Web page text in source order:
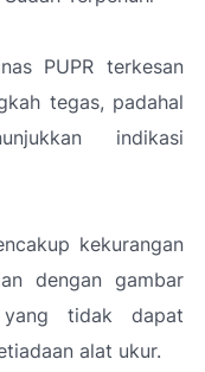
PUPR terkesan
tegas, padahal
indikasi
kekurangan
dengan gambar
tidak dapat
alat ukur.